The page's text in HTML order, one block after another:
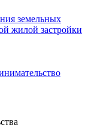
земельных
жилой застройки